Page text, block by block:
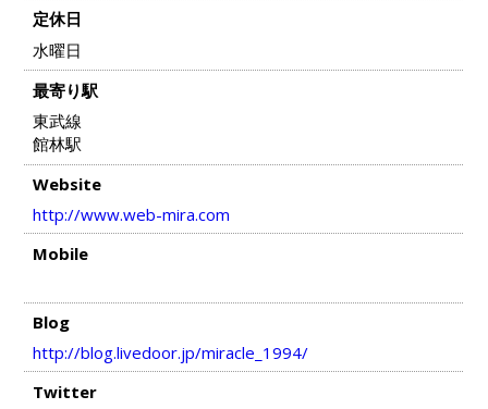
定休日
水曜日
最寄り駅
東武線
館林駅
Website
http://www.web-mira.com
Mobile
Blog
http://blog.livedoor.jp/miracle_1994/
Twitter